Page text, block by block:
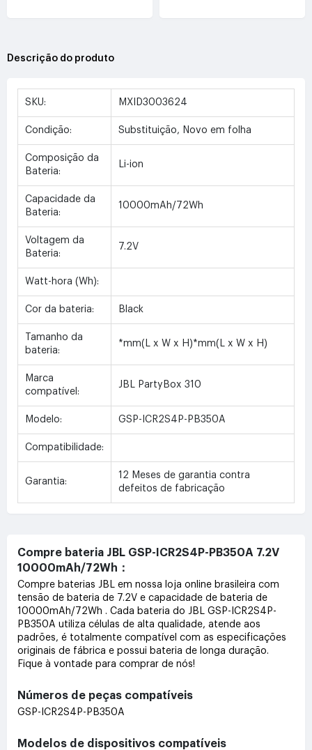
Descrição do produto
SKU: MXID3003624
Condição: Substituição, Novo em folha
Composição da
Bateria:
Li-ion
Capacidade da
Bateria:
10000mAh/72Wh
Voltagem da
Bateria:
7.2V
Watt-hora (Wh):
Cor da bateria: Black
Tamanho da
bateria:
*mm(L x W x H)*mm(L x W x H)
Marca
compatível:
JBL PartyBox 310
Modelo: GSP-ICR2S4P-PB350A
Compatibilidade:
Garantia:
12 Meses de garantia contra
defeitos de fabricação
Compre bateria JBL GSP-ICR2S4P-PB350A 7.2V
10000mAh/72Wh：
Compre baterias JBL em nossa loja online brasileira com
tensão de bateria de 7.2V e capacidade de bateria de
10000mAh/72Wh . Cada bateria do JBL GSP-ICR2S4P-
PB350A utiliza células de alta qualidade, atende aos
padrões, é totalmente compatível com as especificações
originais de fábrica e possui bateria de longa duração.
Fique à vontade para comprar de nós!
Números de peças compatíveis
GSP-ICR2S4P-PB350A
Modelos de dispositivos compatíveis